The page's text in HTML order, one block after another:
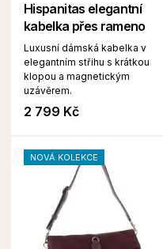
Hispanitas elegantní
kabelka přes rameno
Luxusní dámská kabelka v
elegantním střihu s krátkou
klopou a magnetickým
uzávěrem.
2 799 Kč
NOVÁ KOLEKCE